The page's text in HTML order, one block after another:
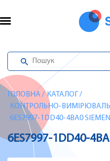
ГОЛОВНА/ КАТАЛОГ /
КОНТРОЛЬНО-
6ES7997-1DD40-4BA0
6ES7997-1DD40-